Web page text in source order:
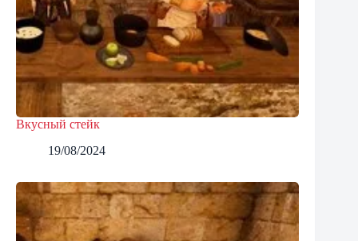
Вкусный стейк
19/08/2024